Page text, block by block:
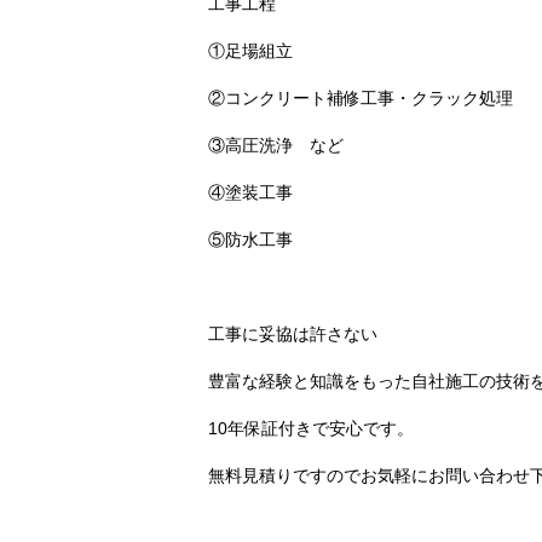
工事工程
①足場組立
②コンクリート補修工事・クラック処理
③高圧洗浄 など
④塗装工事
⑤防水工事
工事に妥協は許さない
豊富な経験と知識をもった自社施工の技術
10年保証付きで安心です。
無料見積りですのでお気軽にお問い合わせ